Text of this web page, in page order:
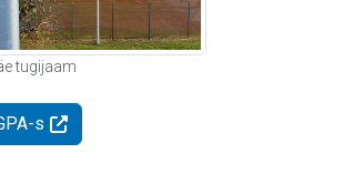
tugijaam
s